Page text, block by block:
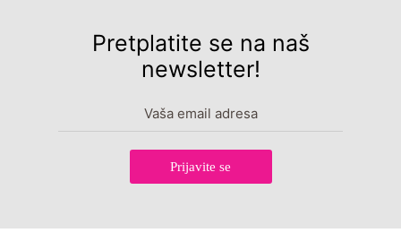
Pretplatite se na naš
newsletter!
Prijavite se